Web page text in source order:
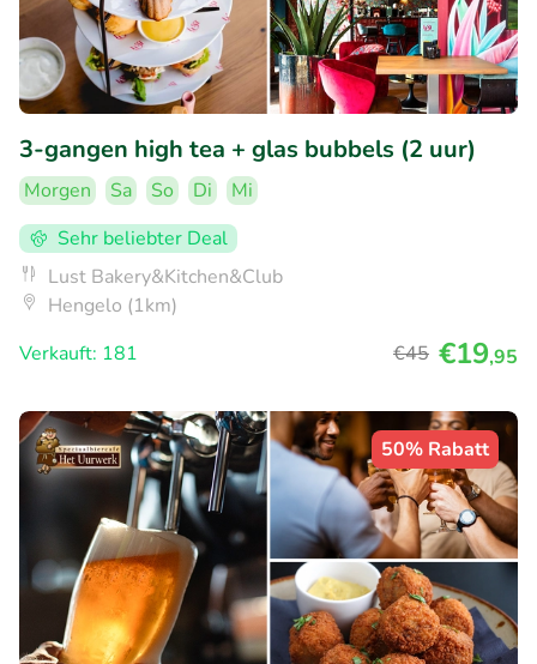
3-gangen high tea + glas bubbels (2 uur)
Morgen Sa So Di
Mi
Sehr beliebter Deal
Lust Bakery&Kitchen&Club
Hengelo (1km)
Verkauft: 181
€45 €19,95
50% Rabatt